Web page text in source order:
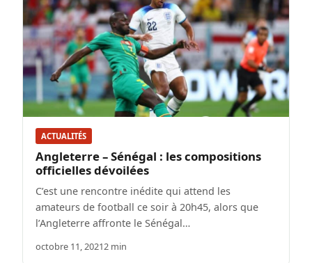
ACTUALITÉS
Angleterre – Sénégal : les compositions
officielles dévoilées
C’est une rencontre inédite qui attend les
amateurs de football ce soir à 20h45, alors que
l’Angleterre affronte le Sénégal…
octobre 11, 20212 min